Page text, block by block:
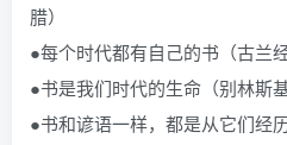
腊）
●每个时代都有自己的书（古兰经
●书是我们时代的生命（别林斯基
●书和谚语一样，都是从它们经